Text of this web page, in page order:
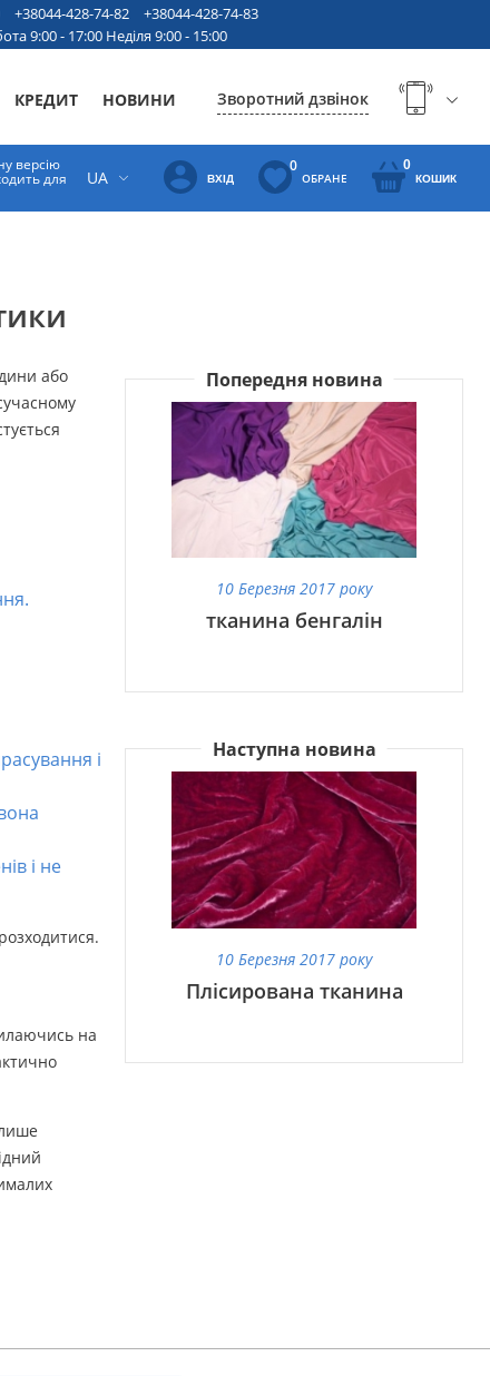
+38044-428-74-82
+38044-428-74-83
9:00 - 17:00 Неділя 9:00 - 15:00
КРЕДИТ НОВИНИ Зворотний дзвінок
версію
для UA ВХІД
0
ОБРАНЕ
0
КОШИК
або
і
і не
на
Попередня новина
10 Березня 2017 року
тканина бенгалін
Наступна новина
10 Березня 2017 року
Плісирована тканина